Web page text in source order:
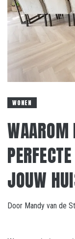
WONEN
WAAROM
JOUW
Door Mandy van de